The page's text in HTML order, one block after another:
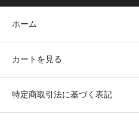
ホーム
カートを見る
特定商取引法に基づく表記